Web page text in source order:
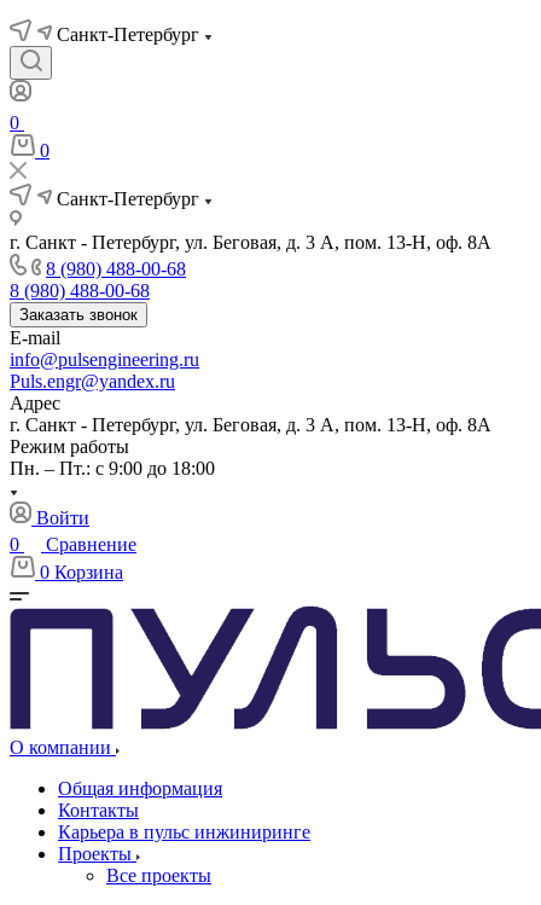
Санкт-Петербург
0
0
Санкт-Петербург
г. Санкт - Петербург, ул. Беговая, д. 3 А, пом. 13-Н, оф. 8А
8 (980) 488-00-68
8 (980) 488-00-68
Заказать звонок
E-mail
info@pulsengineering.ru
Puls.engr@yandex.ru
Адрес
г. Санкт - Петербург, ул. Беговая, д. 3 А, пом. 13-Н, оф. 8А
Режим работы
Пн. – Пт.: с 9:00 до 18:00
Войти
0
Сравнение
0 Корзина
О компании
Общая информация
Контакты
Карьера в пульс инжиниринге
Проекты
Все проекты